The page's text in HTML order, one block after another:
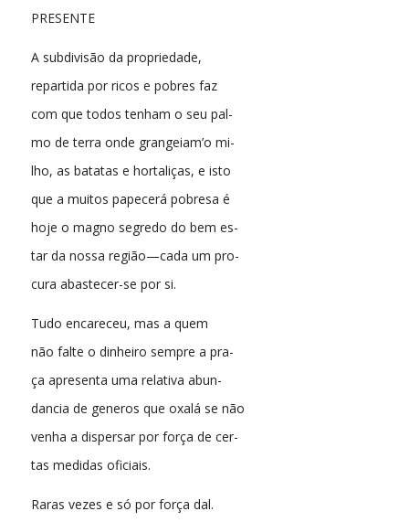
PRESENTE
A subdivisão da propriedade,
repartida por ricos e pobres faz
com que todos tenham o seu pal-
mo de terra onde grangeiam’o mi-
lho, as batatas e hortaliças, e isto
que a muitos papecerá pobresa é
hoje o magno segredo do bem es-
tar da nossa região—cada um pro-
cura abastecer-se por si.
Tudo encareceu, mas a quem
não falte o dinheiro sempre a pra-
ça apresenta uma relativa abun-
dancia de generos que oxalá se não
venha a dispersar por força de cer-
tas medidas oficiais.
Raras vezes e só por força dal.